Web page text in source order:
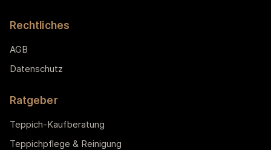
Rechtliches
AGB
Datenschutz
Ratgeber
Teppich-Kaufberatung
Teppichpflege & Reinigung